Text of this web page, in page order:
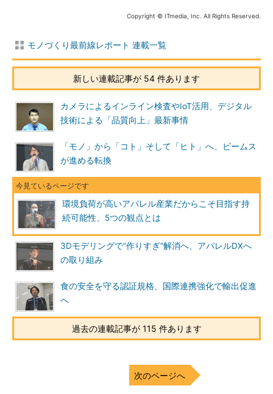
Copyright © ITmedia, Inc. All Rights Reserved.
モノづくり最前線レポート 連載一覧
新しい連載記事が 54 件あります
カメラによるインライン検査やIoT活用、デジタル
技術による「品質向上」最新事情
「モノ」から「コト」そして「ヒト」へ、ビームス
が進める転換
環境負荷が高いアパレル産業だからこそ目指す持
続可能性、5つの観点とは
3Dモデリングで“作りすぎ”解消へ、アパレルDXへ
の取り組み
食の安全を守る認証規格、国際連携強化で輸出促進
へ
過去の連載記事が 115 件あります
次のページへ